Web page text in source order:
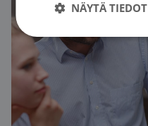
NÄYTÄ TIEDOT